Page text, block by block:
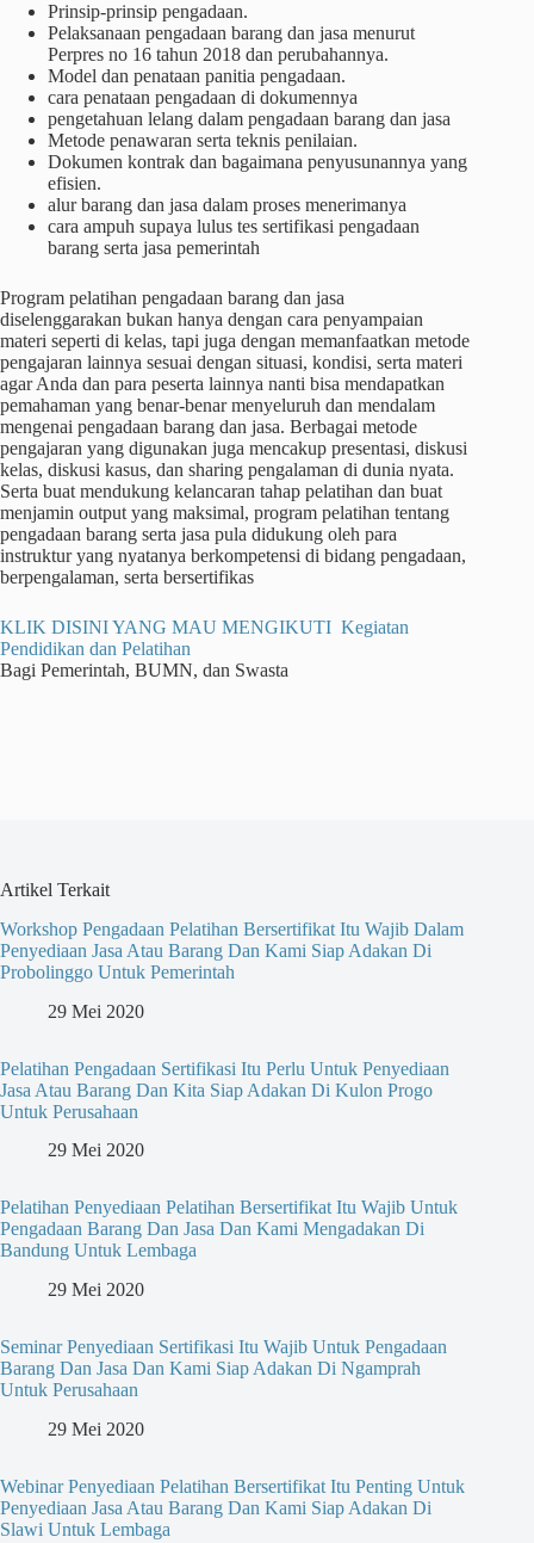
Prinsip-prinsip pengadaan.
Pelaksanaan pengadaan barang dan jasa menurut
Perpres no 16 tahun 2018 dan perubahannya.
Model dan penataan panitia pengadaan.
cara penataan pengadaan di dokumennya
pengetahuan lelang dalam pengadaan barang dan jasa
Metode penawaran serta teknis penilaian.
Dokumen kontrak dan bagaimana penyusunannya yang
efisien.
alur barang dan jasa dalam proses menerimanya
cara ampuh supaya lulus tes sertifikasi pengadaan
barang serta jasa pemerintah
Program pelatihan pengadaan barang dan jasa
diselenggarakan bukan hanya dengan cara penyampaian
materi seperti di kelas, tapi juga dengan memanfaatkan metode
pengajaran lainnya sesuai dengan situasi, kondisi, serta materi
agar Anda dan para peserta lainnya nanti bisa mendapatkan
pemahaman yang benar-benar menyeluruh dan mendalam
mengenai pengadaan barang dan jasa. Berbagai metode
pengajaran yang digunakan juga mencakup presentasi, diskusi
kelas, diskusi kasus, dan sharing pengalaman di dunia nyata.
Serta buat mendukung kelancaran tahap pelatihan dan buat
menjamin output yang maksimal, program pelatihan tentang
pengadaan barang serta jasa pula didukung oleh para
instruktur yang nyatanya berkompetensi di bidang pengadaan,
berpengalaman, serta bersertifikas
KLIK DISINI YANG MAU MENGIKUTI Kegiatan
Pendidikan dan Pelatihan
Bagi Pemerintah, BUMN, dan Swasta
Artikel Terkait
Workshop Pengadaan Pelatihan Bersertifikat Itu Wajib Dalam
Penyediaan Jasa Atau Barang Dan Kami Siap Adakan Di
Probolinggo Untuk Pemerintah
29 Mei 2020
Pelatihan Pengadaan Sertifikasi Itu Perlu Untuk Penyediaan
Jasa Atau Barang Dan Kita Siap Adakan Di Kulon Progo
Untuk Perusahaan
29 Mei 2020
Pelatihan Penyediaan Pelatihan Bersertifikat Itu Wajib Untuk
Pengadaan Barang Dan Jasa Dan Kami Mengadakan Di
Bandung Untuk Lembaga
29 Mei 2020
Seminar Penyediaan Sertifikasi Itu Wajib Untuk Pengadaan
Barang Dan Jasa Dan Kami Siap Adakan Di Ngamprah
Untuk Perusahaan
29 Mei 2020
Webinar Penyediaan Pelatihan Bersertifikat Itu Penting Untuk
Penyediaan Jasa Atau Barang Dan Kami Siap Adakan Di
Slawi Untuk Lembaga